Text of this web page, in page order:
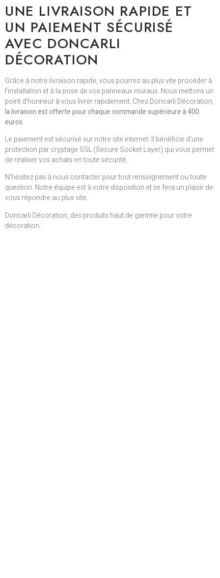
UNE LIVRAISON RAPIDE ET
UN PAIEMENT SÉCURISÉ
AVEC DONCARLI
DÉCORATION
Grâce à notre livraison rapide, vous pourrez au plus vite procéder à
l’installation et à la pose de vos panneaux muraux. Nous mettons un
point d’honneur à vous livrer rapidement. Chez Doncarli Décoration,
la livraison est offerte pour chaque commande supérieure à 400
euros.
Le paiement est sécurisé sur notre site internet. Il bénéficie d’une
protection par cryptage SSL (Secure Socket Layer) qui vous permet
de réaliser vos achats en toute sécurité.
N’hésitez pas à nous contacter pour tout renseignement ou toute
question. Notre équipe est à votre disposition et se fera un plaisir de
vous répondre au plus vite.
Doncarli Décoration, des produits haut de gamme pour votre
décoration.